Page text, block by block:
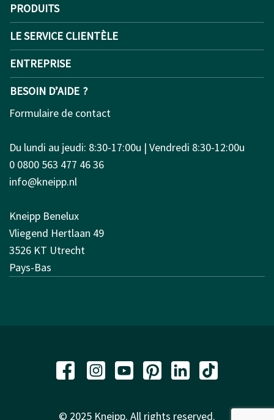
PRODUITS
LE SERVICE CLIENTÈLE
ENTREPRISE
BESOIN D’AIDE ?
Formulaire de contact
Du lundi au jeudi: 8:30-17:00u | Vendredi 8:30-12:00u
0 0800 563 477 46 36
info@kneipp.nl
Kneipp Benelux
Vliegend Hertlaan 49
3526 KT Utrecht
Pays-Bas
© 2025 Kneipp. All rights reserved.